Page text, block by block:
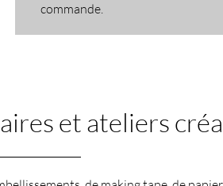
commande.
et ateliers